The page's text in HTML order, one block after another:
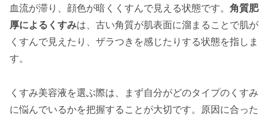
血流が滞り、顔色が暗くくすんで見える状態です。 角質肥
厚によるくすみは、古い角質が肌表面に溜まることで肌が
くすんで見えたり、ザラつきを感じたりする状態を指しま
す。
くすみ美容液を選ぶ際は、まず自分がどのタイプのくすみ
に悩んでいるかを把握することが大切です。原因に合った